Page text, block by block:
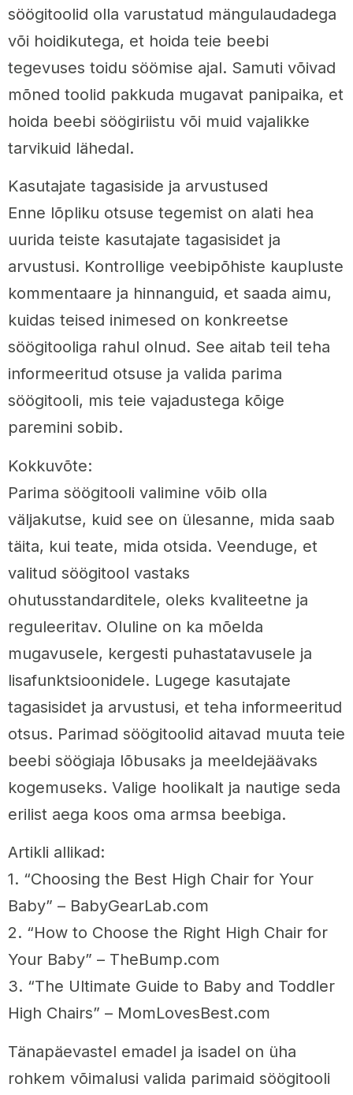
söögitoolid olla varustatud mängulaudadega
või hoidikutega, et hoida teie beebi
tegevuses toidu söömise ajal. Samuti võivad
mõned toolid pakkuda mugavat panipaika, et
hoida beebi söögiriistu või muid vajalikke
tarvikuid lähedal.
Kasutajate tagasiside ja arvustused
Enne lõpliku otsuse tegemist on alati hea
uurida teiste kasutajate tagasisidet ja
arvustusi. Kontrollige veebipõhiste kaupluste
kommentaare ja hinnanguid, et saada aimu,
kuidas teised inimesed on konkreetse
söögitooliga rahul olnud. See aitab teil teha
informeeritud otsuse ja valida parima
söögitooli, mis teie vajadustega kõige
paremini sobib.
Kokkuvõte:
Parima söögitooli valimine võib olla
väljakutse, kuid see on ülesanne, mida saab
täita, kui teate, mida otsida. Veenduge, et
valitud söögitool vastaks
ohutusstandarditele, oleks kvaliteetne ja
reguleeritav. Oluline on ka mõelda
mugavusele, kergesti puhastatavusele ja
lisafunktsioonidele. Lugege kasutajate
tagasisidet ja arvustusi, et teha informeeritud
otsus. Parimad söögitoolid aitavad muuta teie
beebi söögiaja lõbusaks ja meeldejäävaks
kogemuseks. Valige hoolikalt ja nautige seda
erilist aega koos oma armsa beebiga.
Artikli allikad:
1. “Choosing the Best High Chair for Your
Baby” – BabyGearLab.com
2. “How to Choose the Right High Chair for
Your Baby” – TheBump.com
3. “The Ultimate Guide to Baby and Toddler
High Chairs” – MomLovesBest.com
Tänapäevastel emadel ja isadel on üha
rohkem võimalusi valida parimaid söögitooli